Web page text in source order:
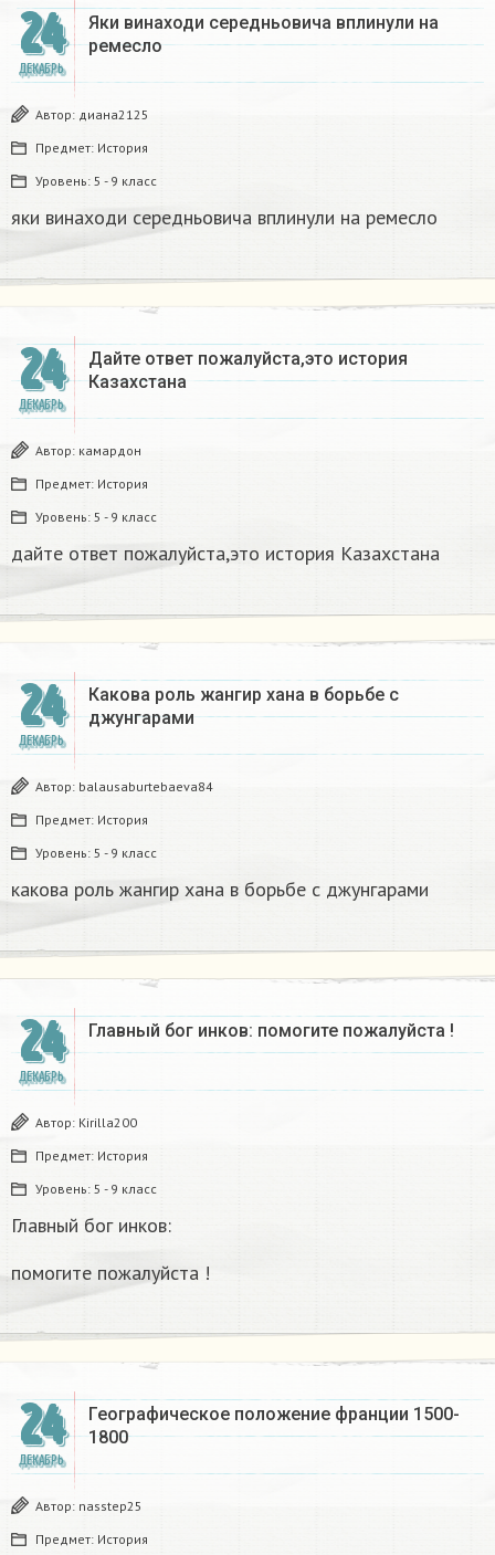
24
ДЕКАБРЬ
Яки винаходи середньовича вплинули на
ремесло
Автор: диана2125
Предмет: История
Уровень: 5 - 9 класс
яки винаходи середньовича вплинули на ремесло
24
ДЕКАБРЬ
Дайте ответ пожалуйста,это история
Казахстана
Автор: камардон
Предмет: История
Уровень: 5 - 9 класс
дайте ответ пожалуйста,это история Казахстана
24
ДЕКАБРЬ
Какова роль жангир хана в борьбе с
джунгарами​
Автор: balausaburtebaeva84
Предмет: История
Уровень: 5 - 9 класс
какова роль жангир хана в борьбе с джунгарами​
24
ДЕКАБРЬ
Главный бог инков: помогите пожалуйста !
Автор: Kirilla200
Предмет: История
Уровень: 5 - 9 класс
Главный бог инков:
помогите пожалуйста !
24
ДЕКАБРЬ
Географическое положение франции 1500-
1800​
Автор: nasstep25
Предмет: История